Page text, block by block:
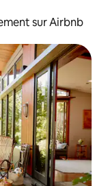
sur Airbnb